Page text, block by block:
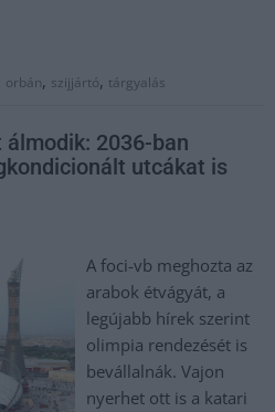
orbán, szijjártó, tárgyalás
2036-ban
utcákat is
A foci-vb meghozta az
arabok étvágyát, a
legújabb hírek szerint
olimpia rendezését is
bevállalnák. Vajon
nyerhet ott is a katari